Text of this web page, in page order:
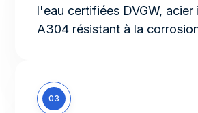
l'eau certifiées DVGW,
A304 résistant à la
03